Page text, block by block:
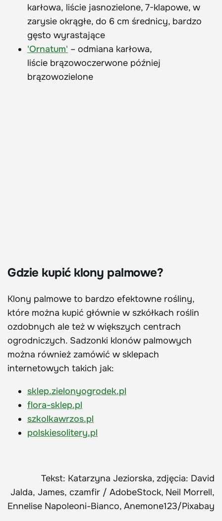
karłowa, liście jasnozielone, 7-klapowe, w
zarysie okrągłe, do 6 cm średnicy, bardzo
gęsto wyrastające
'Ornatum' – odmiana karłowa,
liście brązowoczerwone później
brązowozielone
Gdzie kupić klony palmowe?
Klony palmowe to bardzo efektowne rośliny,
które można kupić głównie w szkółkach roślin
ozdobnych ale też w większych centrach
ogrodniczych. Sadzonki klonów palmowych
można również zamówić w sklepach
internetowych takich jak:
sklep.zielonyogrodek.pl
flora-sklep.pl
szkolkawrzos.pl
polskiesolitery.pl
Tekst: Katarzyna Jeziorska, zdjęcia: David
Jalda, James, czamfir / AdobeStock, Neil Morrell,
Ennelise Napoleoni-Bianco, Anemone123/Pixabay